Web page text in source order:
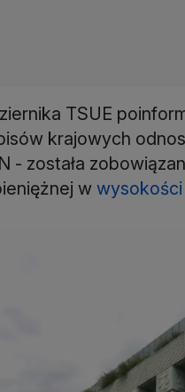
TSUE
krajowych
- została
w wysokości